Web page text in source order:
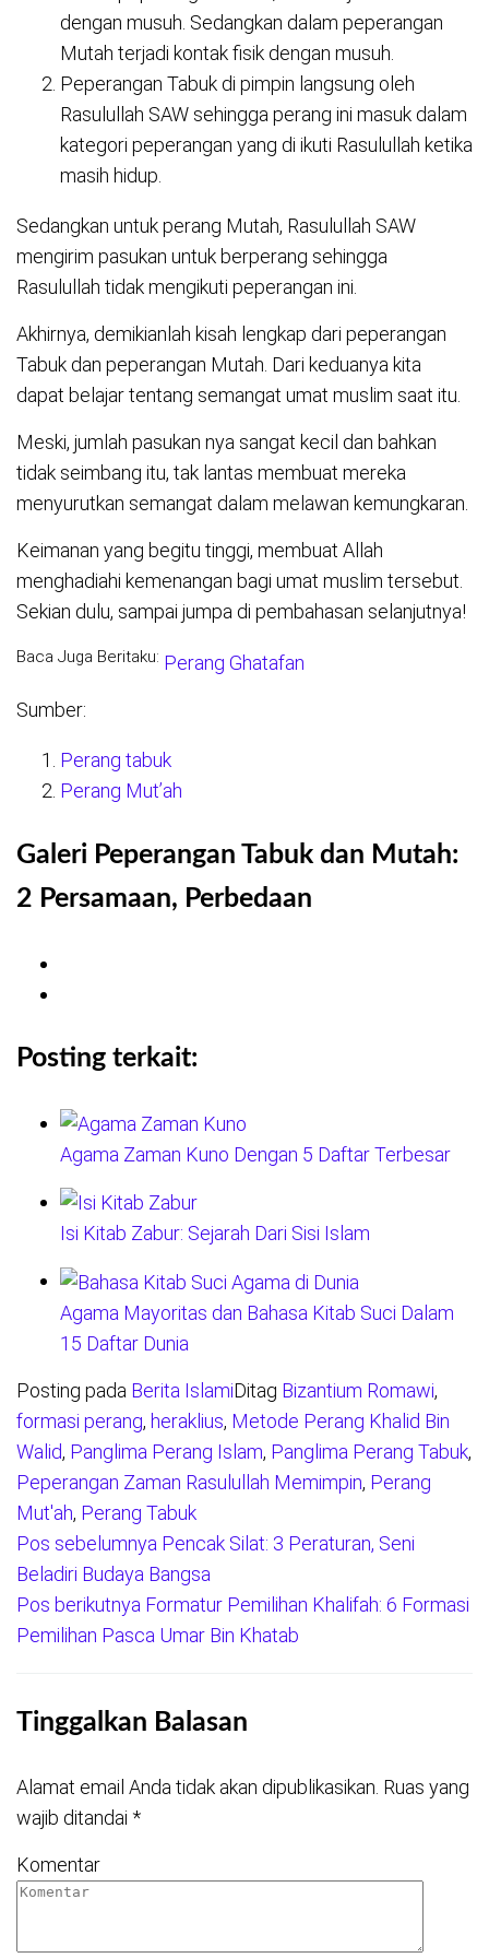
dengan musuh. Sedangkan dalam peperangan
Mutah terjadi kontak fisik dengan musuh.
Peperangan Tabuk di pimpin langsung oleh
Rasulullah SAW sehingga perang ini masuk dalam
kategori peperangan yang di ikuti Rasulullah ketika
masih hidup.
Sedangkan untuk perang Mutah, Rasulullah SAW
mengirim pasukan untuk berperang sehingga
Rasulullah tidak mengikuti peperangan ini.
Akhirnya, demikianlah kisah lengkap dari peperangan
Tabuk dan peperangan Mutah. Dari keduanya kita
dapat belajar tentang semangat umat muslim saat itu.
Meski, jumlah pasukan nya sangat kecil dan bahkan
tidak seimbang itu, tak lantas membuat mereka
menyurutkan semangat dalam melawan kemungkaran.
Keimanan yang begitu tinggi, membuat Allah
menghadiahi kemenangan bagi umat muslim tersebut.
Sekian dulu, sampai jumpa di pembahasan selanjutnya!
Baca Juga Beritaku: Perang Ghatafan
Sumber:
Perang tabuk
Perang Mut’ah
Galeri Peperangan Tabuk dan Mutah:
2 Persamaan, Perbedaan
Posting terkait:
Agama Zaman Kuno Dengan 5 Daftar Terbesar
Isi Kitab Zabur: Sejarah Dari Sisi Islam
Agama Mayoritas dan Bahasa Kitab Suci Dalam
15 Daftar Dunia
Posting pada Berita IslamiDitag Bizantium Romawi,
formasi perang, heraklius, Metode Perang Khalid Bin
Walid, Panglima Perang Islam, Panglima Perang Tabuk,
Peperangan Zaman Rasulullah Memimpin, Perang
Mut'ah, Perang Tabuk
Navigasi
pos
Pos sebelumnya Pencak Silat: 3 Peraturan, Seni
Beladiri Budaya Bangsa
Pos berikutnya Formatur Pemilihan Khalifah: 6 Formasi
Pemilihan Pasca Umar Bin Khatab
Tinggalkan Balasan
Alamat email Anda tidak akan dipublikasikan. Ruas yang
wajib ditandai *
Komentar